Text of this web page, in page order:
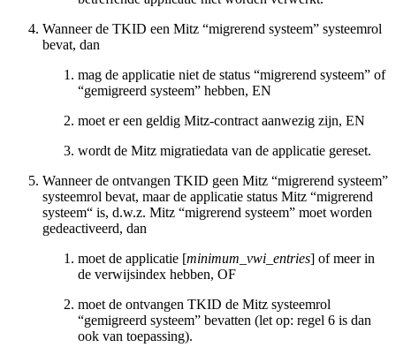
Wanneer de TKID een Mitz “migrerend systeem” systeemrol
bevat, dan
mag de applicatie niet de status “migrerend systeem” of
“gemigreerd systeem” hebben, EN
moet er een geldig Mitz-contract aanwezig zijn, EN
wordt de Mitz migratiedata van de applicatie gereset.
Wanneer de ontvangen TKID geen Mitz “migrerend systeem”
systeemrol bevat, maar de applicatie status Mitz “migrerend
systeem“ is, d.w.z. Mitz “migrerend systeem” moet worden
gedeactiveerd, dan
moet de applicatie [minimum_vwi_entries] of meer in
de verwijsindex hebben, OF
moet de ontvangen TKID de Mitz systeemrol
“gemigreerd systeem” bevatten (let op: regel 6 is dan
ook van toepassing).